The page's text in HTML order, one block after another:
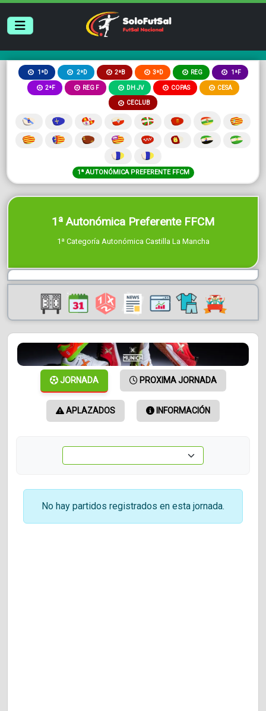
1ªD 2ªD 2ªB 3ªD REG 1ªF
2ªF REG F DH JV COPAS CESA
CECLUB
1ª AUTONÓMICA PREFERENTE FFCM
1ª Autonómica Preferente FFCM
1ª Categoría Autonómica Castilla La Mancha
JORNADA PROXIMA JORNADA
APLAZADOS INFORMACIÓN
No hay partidos registrados en esta jornada.